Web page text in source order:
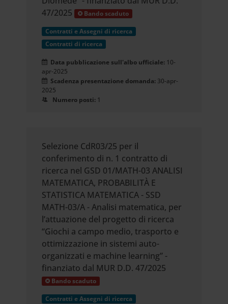
47/2025
Bando scaduto
Contratti e Assegni di ricerca
Contratti di ricerca
Data pubblicazione sull'albo ufficiale: 10-
apr-2025
Scadenza presentazione domanda: 30-apr-
2025
Numero posti: 1
Selezione CdR03/25 per il
conferimento di n. 1 contratto di
ricerca nel GSD 01/MATH-03 ANALISI
MATEMATICA, PROBABILITÀ E
STATISTICA MATEMATICA - SSD
MATH-03/A - Analisi matematica, per
l’attuazione del progetto di ricerca
“Giochi a campo medio, trasporto e
ottimizzazione in sistemi auto-
organizzati e machine learning” -
finanziato dal MUR D.D. 47/2025
Bando scaduto
Contratti e Assegni di ricerca